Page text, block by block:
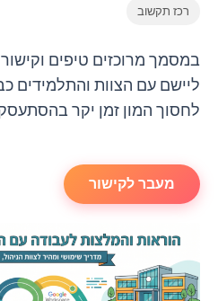
רכז תקשוב
במסמך מרוכזים טיפים
ליישם עם הצוות והתלמידים
לחסוך המון זמן יקר
מעבר לקישור